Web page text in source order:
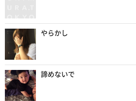
やらかし
諦めないで